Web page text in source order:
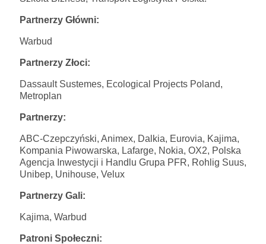
Partnerzy Główni:
Warbud
Partnerzy Złoci:
Dassault Sustemes, Ecological Projects Poland,
Metroplan
Partnerzy:
ABC-Czepczyński, Animex, Dalkia, Eurovia, Kajima,
Kompania Piwowarska, Lafarge, Nokia, OX2, Polska
Agencja Inwestycji i Handlu Grupa PFR, Rohlig Suus,
Unibep, Unihouse, Velux
Partnerzy Gali:
Kajima, Warbud
Patroni Społeczni: